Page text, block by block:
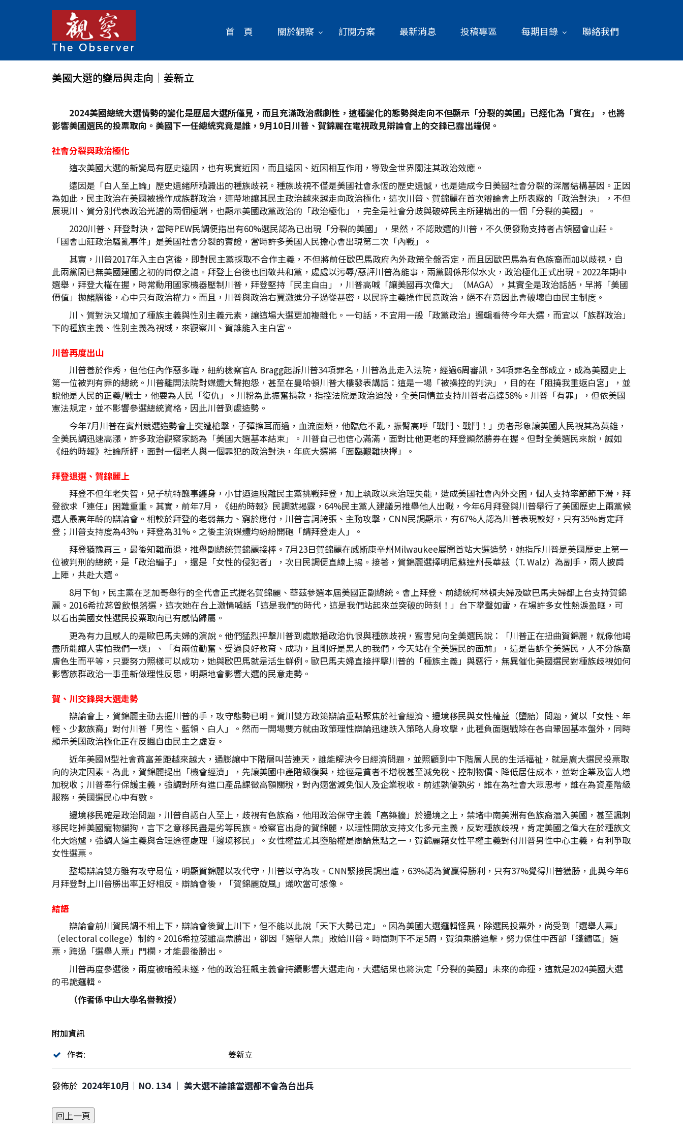
首 頁 關於觀察 訂閱方案 最新消息 投稿專區 每期目錄 聯絡我們
美國大選的變局與走向│姜新立
2024美國總統大選情勢的變化是歷屆大選所僅見，而且充滿政治戲劇性，這種變化的態勢與走向不但顯示「分裂的美國」已經化為「實在」，也將
影響美國選民的投票取向。美國下一任總統究竟是誰，9月10日川普、賀錦麗在電視政見辯論會上的交鋒已露出端倪。
社會分裂與政治極化
這次美國大選的新變局有歷史遠因，也有現實近因，而且遠因、近因相互作用，導致全世界關注其政治效應。
遠因是「白人至上論」歷史遺緒所積澱出的種族歧視。種族歧視不僅是美國社會永恆的歷史遺憾，也是造成今日美國社會分裂的深層結構基因。正因
為如此，民主政治在美國被操作成族群政治，連帶地讓其民主政治越來越走向政治極化，這次川普、賀錦麗在首次辯論會上所表露的「政治對決」，不但
展現川、賀分別代表政治光譜的兩個極端，也顯示美國政黨政治的「政治極化」，完全是社會分歧與破碎民主所建構出的一個「分裂的美國」。
2020川普、拜登對決，當時PEW民調便指出有60%選民認為已出現「分裂的美國」，果然，不認敗選的川普，不久便發動支持者占領國會山莊。
「國會山莊政治騷亂事件」是美國社會分裂的實證，當時許多美國人民擔心會出現第二次「內戰」。
其實，川普2017年入主白宮後，即對民主黨採取不合作主義，不但將前任歐巴馬政府內外政策全盤否定，而且因歐巴馬為有色族裔而加以歧視，自
此兩黨間已無美國建國之初的同僚之誼。拜登上台後也回敬共和黨，處處以污辱/惡評川普為能事，兩黨關係形似水火，政治極化正式出現。2022年期中
選舉，拜登大權在握，時常動用國家機器壓制川普，拜登堅持「民主自由」，川普高喊「讓美國再次偉大」（MAGA），其實全是政治話語，早將「美國
價值」拋諸腦後，心中只有政治權力。而且，川普與政治右翼激進分子過從甚密，以民粹主義操作民意政治，絕不在意因此會破壞自由民主制度。
川、賀對決又增加了種族主義與性別主義元素，讓這場大選更加複雜化。一句話，不宜用一般「政黨政治」邏輯看待今年大選，而宜以「族群政治」
下的種族主義、性別主義為視域，來觀察川、賀誰能入主白宮。
川普再度出山
川普善於作秀，但他任內作惡多端，紐約檢察官A. Bragg起訴川普34項罪名，川普為此走入法院，經過6周審訊，34項罪名全部成立，成為美國史上
第一位被判有罪的總統。川普離開法院對媒體大聲抱怨，甚至在曼哈頓川普大樓發表講話：這是一場「被操控的判決」，目的在「阻撓我重返白宮」，並
說他是人民的正義/戰士，他要為人民「復仇」。川粉為此振奮捐款，指控法院是政治追殺，全美同情並支持川普者高達58%。川普「有罪」，但依美國
憲法規定，並不影響參選總統資格，因此川普到處造勢。
今年7月川普在賓州競選造勢會上突遭槍擊，子彈擦耳而過，血流面頰，他臨危不亂，振臂高呼「戰鬥、戰鬥！」勇者形象讓美國人民視其為英雄，
全美民調迅速高漲，許多政治觀察家認為「美國大選基本結束」。川普自己也信心滿滿，面對比他更老的拜登顯然勝券在握。但對全美選民來說，誠如
《紐約時報》社論所評，面對一個老人與一個罪犯的政治對決，年底大選將「面臨艱難抉擇」。
拜登退選、賀錦麗上
拜登不但年老失智，兒子杭特醜事纏身，小甘迺迪脫離民主黨挑戰拜登，加上執政以來治理失能，造成美國社會內外交困，個人支持率節節下滑，拜
登欲求「連任」困難重重。其實，前年7月，《紐約時報》民調就揭露，64%民主黨人建議另推舉他人出戰，今年6月拜登與川普舉行了美國歷史上兩黨候
選人最高年齡的辯論會。相較於拜登的老弱無力、窮於應付，川普言詞誇張、主動攻擊，CNN民調顯示，有67%人認為川普表現較好，只有35%肯定拜
登；川普支持度為43%，拜登為31%。之後主流媒體均紛紛開砲「請拜登走人」。
拜登猶豫再三，最後知難而退，推舉副總統賀錦麗接棒。7月23日賀錦麗在威斯康辛州Milwaukee展開首站大選造勢，她指斥川普是美國歷史上第一
位被判刑的總統，是「政治騙子」，還是「女性的侵犯者」，次日民調便直線上揚。接著，賀錦麗選擇明尼蘇達州長華茲（T. Walz）為副手，兩人披肩
上陣，共赴大選。
8月下旬，民主黨在芝加哥舉行的全代會正式提名賀錦麗、華茲參選本屆美國正副總統。會上拜登、前總統柯林頓夫婦及歐巴馬夫婦都上台支持賀錦
麗。2016希拉蕊曾飲恨落選，這次她在台上激情喊話「這是我們的時代，這是我們站起來並突破的時刻！」台下掌聲如雷，在場許多女性熱淚盈眶，可
以看出美國女性選民投票取向已有感情歸屬。
更為有力且感人的是歐巴馬夫婦的演說。他們猛烈抨擊川普到處散播政治仇恨與種族歧視，蜜雪兒向全美選民說：「川普正在扭曲賀錦麗，就像他竭
盡所能讓人害怕我們一樣」、「有兩位勤奮、受過良好教育、成功，且剛好是黑人的我們，今天站在全美選民的面前」，這是告訴全美選民，人不分族裔
膚色生而平等，只要努力照樣可以成功，她與歐巴馬就是活生鮮例。歐巴馬夫婦直接抨擊川普的「種族主義」與惡行，無異催化美國選民對種族歧視如何
影響族群政治一事重新做理性反思，明顯地會影響大選的民意走勢。
賀、川交鋒與大選走勢
辯論會上，賀錦麗主動去握川普的手，攻守態勢已明。賀川雙方政策辯論重點聚焦於社會經濟、邊境移民與女性權益（墮胎）問題，賀以「女性、年
輕、少數族裔」對付川普「男性、藍領、白人」。然而一開場雙方就由政策理性辯論迅速跌入策略人身攻擊，此種負面選戰除在各自鞏固基本盤外，同時
顯示美國政治極化正在反諷自由民主之虛妄。
近年美國M型社會貧富差距越來越大，通膨讓中下階層叫苦連天，誰能解決今日經濟問題，並照顧到中下階層人民的生活福祉，就是廣大選民投票取
向的決定因素。為此，賀錦麗提出「機會經濟」，先讓美國中產階級復興，途徑是貧者不增稅甚至減免稅、控制物價、降低居住成本，並對企業及富人增
加稅收；川普奉行保護主義，強調對所有進口產品課徵高額關稅，對內適當減免個人及企業稅收。前述孰優孰劣，誰在為社會大眾思考，誰在為資產階級
服務，美國選民心中有數。
邊境移民確是政治問題，川普自認白人至上，歧視有色族裔，他用政治保守主義「高築牆」於邊境之上，禁堵中南美洲有色族裔潛入美國，甚至諷刺
移民吃掉美國寵物貓狗，言下之意移民盡是劣等民族。檢察官出身的賀錦麗，以理性開放支持文化多元主義，反對種族歧視，肯定美國之偉大在於種族文
化大熔爐，強調人道主義與合理途徑處理「邊境移民」。女性權益尤其墮胎權是辯論焦點之一，賀錦麗藉女性平權主義對付川普男性中心主義，有利爭取
女性選票。
整場辯論雙方雖有攻守易位，明顯賀錦麗以攻代守，川普以守為攻。CNN緊接民調出爐，63%認為賀贏得勝利，只有37%覺得川普獲勝，此與今年6
月拜登對上川普勝出率正好相反。辯論會後，「賀錦麗旋風」熾吹當可想像。
結語
辯論會前川賀民調不相上下，辯論會後賀上川下，但不能以此說「天下大勢已定」。因為美國大選邏輯怪異，除選民投票外，尚受到「選舉人票」
（electoral college）制約。2016希拉蕊雖高票勝出，卻因「選舉人票」敗給川普。時間剩下不足5周，賀須乘勝追擊，努力保住中西部「鐵鏽區」選
票，跨過「選舉人票」門欄，才能最後勝出。
川普再度參選後，兩度被暗殺未遂，他的政治狂飆主義會持續影響大選走向，大選結果也將決定「分裂的美國」未來的命運，這就是2024美國大選
的弔詭邏輯。
（作者係中山大學名譽教授）
附加資訊
作者:
姜新立
發佈於 2024年10月｜NO. 134 │ 美大選不論誰當選都不會為台出兵